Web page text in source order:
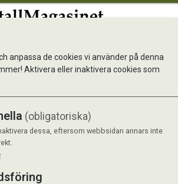
Moisturizing
anpassa de cookies vi använder på denna
Aktivera eller inaktivera cookies som
(obligatoriska)
dessa, eftersom webbsidan annars inte